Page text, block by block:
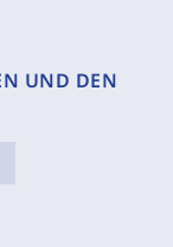
UND DEN